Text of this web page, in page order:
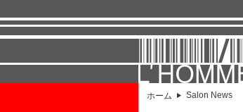
ホーム Salon News